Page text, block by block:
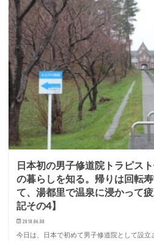
日本初の男子修道院トラピス
の暮らしを知る。帰りは回転
て、湯都里で温泉に浸かって
記その4】
2018.06.08
今日は、日本で初めて男子修道院として設立